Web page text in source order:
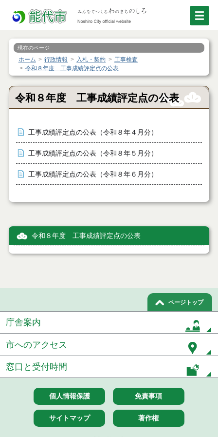
現在のページ
ホーム 行政情報 入札・契約
工事検査
令和８年度 工事成績評定点の公表
令和８年度 工事成績評定点の公表
工事成績評定点の公表（令和８年４月分）
工事成績評定点の公表（令和８年５月分）
工事成績評定点の公表（令和８年６月分）
令和８年度 工事成績評定点の公表
ページトップ
庁舎案内
市へのアクセス
窓口と受付時間
個人情報保護 免責事項
サイトマップ 著作権